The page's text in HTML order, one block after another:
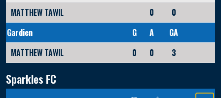
MATTHEW TAWIL
0
0
Gardien
G A
GA
MATTHEW TAWIL
0 0 3
Sparkles FC